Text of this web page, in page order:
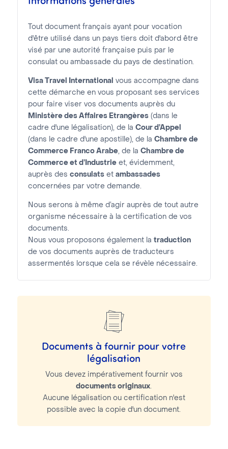
Tout document français ayant pour vocation
d'être utilisé dans un pays tiers doit d'abord être
visé par une autorité française puis par le
consulat ou ambassade du pays de destination.
Visa Travel International
vous accompagne dans
cette démarche en vous proposant ses services
pour faire viser vos documents auprès du
Ministère des Affaires Etrangères(dans le
cadre d'une légalisation), de la Cour d’Appel
(dans le cadre d'une apostille), de la Chambre de
Commerce Franco Arabe, de la Chambre de
Commerce et d’Industrieet, évidemment,
auprès des consulatset ambassades
concernées par votre demande.
Nous serons à même d’agir auprès de tout autre
organisme nécessaire à la certification de vos
documents.
Nous vous proposons également la traduction
de vos documents auprès de traducteurs
assermentés lorsque cela se révèle nécessaire.
Documents à fournir pour votre
légalisation
Vous devez impérativement fournir vos
documents originaux.
Aucune légalisation ou certification n'est
possible avec la copie d'un document.